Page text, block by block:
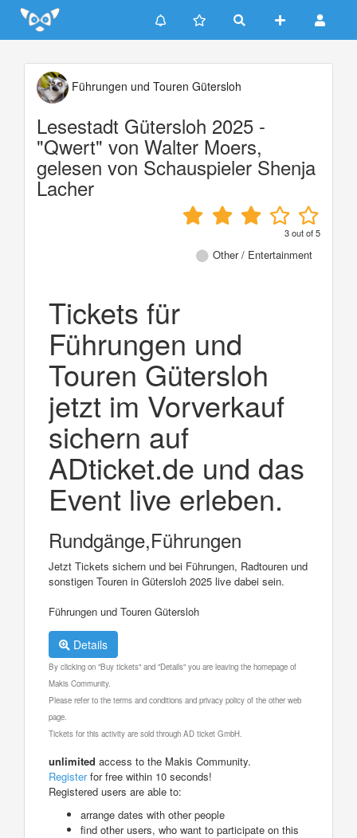
Update cookies preferences
Führungen und Touren Gütersloh
Lesestadt Gütersloh 2025 -
"Qwert" von Walter Moers,
gelesen von Schauspieler Shenja
Lacher
3out of5
Other / Entertainment
Tickets für
Führungen und
Touren Gütersloh
jetzt im Vorverkauf
sichern auf
ADticket.de und das
Event live erleben.
Rundgänge,Führungen
Jetzt Tickets sichern und bei Führungen, Radtouren und
sonstigen Touren in Gütersloh 2025 live dabei sein.
Führungen und Touren Gütersloh
Details
By clicking on "Buy tickets" and "Details" you are leaving the homepage of
Makis Community.
Please refer to the terms and conditions and privacy policy of the other web
page.
Tickets for this activity are sold through AD ticket GmbH.
unlimited access to the Makis Community.
Registerfor free within 10 seconds!
Registered users are able to:
arrange dates with other people
find other users, who want to participate on this